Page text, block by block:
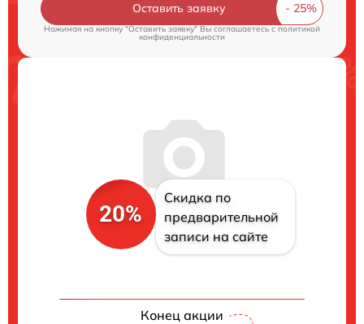
Оставить заявку
Нажимая на кнопку "Оставить заявку" Вы соглашаетесь cполитикой
конфиденциальности
20%
Скидка по
предварительной
записи на сайте
Конец акции